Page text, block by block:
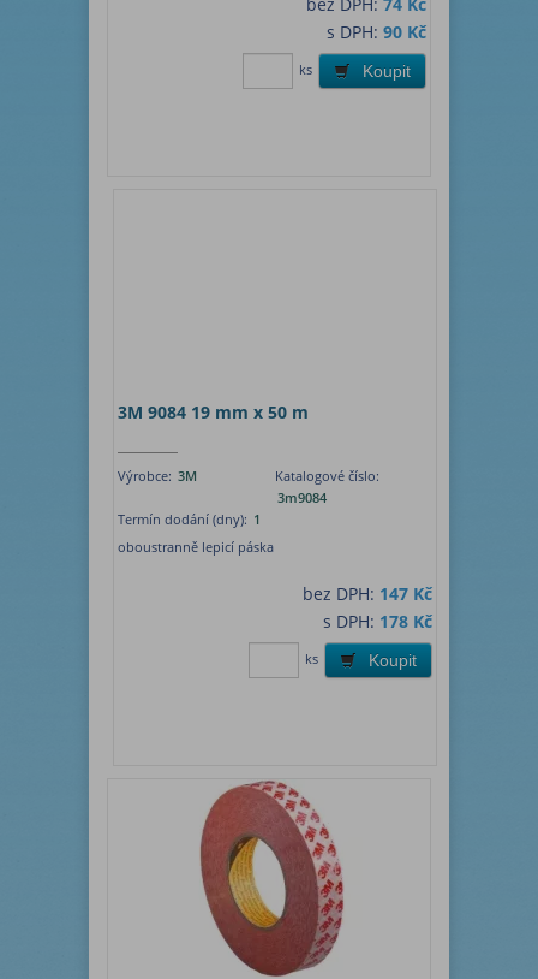
s DPH: 90 Kč
Koupit
ks
3M 9084 19 mm x 50 m
Výrobce: 3M
Katalogové číslo:
3m9084
Termín dodání (dny): 1
oboustranně lepicí páska
bez DPH: 147 Kč
s DPH: 178 Kč
Koupit
ks